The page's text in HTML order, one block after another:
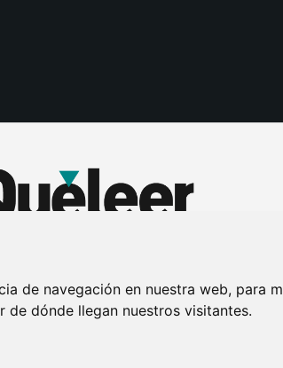
de navegación en nuestra web, para
dónde llegan nuestros visitantes.
EN LA REVISTA QUÉ LEER SORTEO-